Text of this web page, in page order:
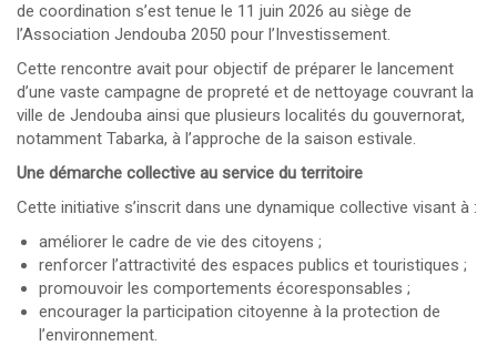
de coordination s’est tenue le 11 juin 2026 au siège de
l’Association Jendouba 2050 pour l’Investissement.
Cette rencontre avait pour objectif de préparer le lancement
d’une vaste campagne de propreté et de nettoyage couvrant la
ville de Jendouba ainsi que plusieurs localités du gouvernorat,
notamment Tabarka, à l’approche de la saison estivale.
Une démarche collective au service du territoire
Cette initiative s’inscrit dans une dynamique collective visant à :
améliorer le cadre de vie des citoyens ;
renforcer l’attractivité des espaces publics et touristiques ;
promouvoir les comportements écoresponsables ;
encourager la participation citoyenne à la protection de
l’environnement.